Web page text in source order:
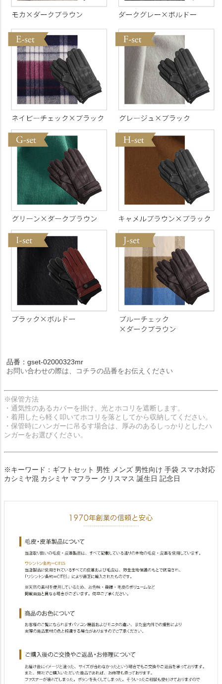
品番：gset-02000323mr
お問い合わせの際は、コチラの品番をお伝えください
※保管方法
・通気性のあるカバーを掛け、光とホコリを遮断します。
・着用したら軽く叩いてホコリを落としてから収納してください。
・保管時にハンガーに吊るす場合は、厚みのあるしっかりとしたハ
ンガーをお選びください。
※キーワード：ギフトセット 男性 メンズ 男性向け 手袋 スマホ対応
カシミヤ混 カシミヤ マフラー クリスマス 誕生日 記念日